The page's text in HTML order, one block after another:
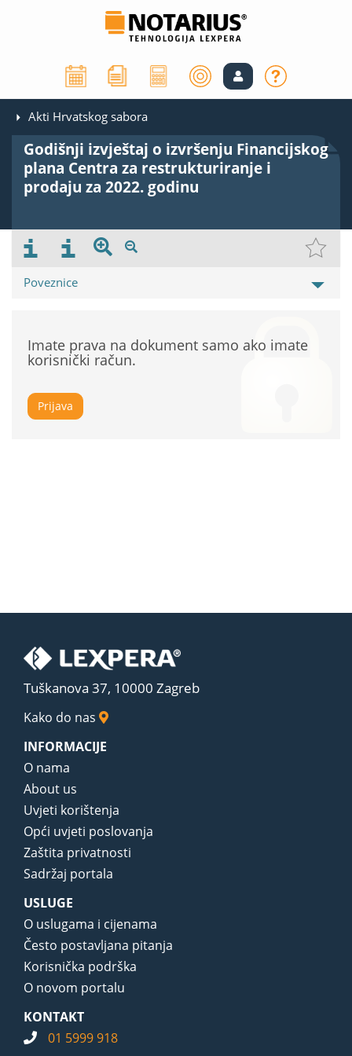
Akti Hrvatskog sabora
Godišnji izvještaj o izvršenju Financijskog
plana Centra za restrukturiranje i
prodaju za 2022. godinu
Poveznice
Imate prava na dokument samo ako imate
korisnički račun.
Prijava
Tuškanova 37, 10000 Zagreb
Kako do nas
INFORMACIJE
O nama
About us
Uvjeti korištenja
Opći uvjeti poslovanja
Zaštita privatnosti
Sadržaj portala
USLUGE
O uslugama i cijenama
Često postavljana pitanja
Korisnička podrška
O novom portalu
KONTAKT
01 5999 918